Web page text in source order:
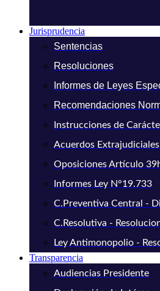
Jurisprudencia
Sentencias
Resoluciones
Informes de Leyes
Recomendaciones
Instrucciones de
Acuerdos Extrajudiciales
Oposiciones Artículo
Informes Ley N°19.733
C.Preventiva Central -
C.Resolutiva -
Ley Antimonopolio -
Transparencia
Audiencias Presidente